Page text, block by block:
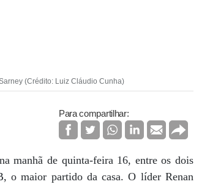
(Crédito: Luiz Cláudio Cunha)
Para compartilhar:
manhã de quinta-feira 16, entre os dois
o maior partido da casa. O líder Renan